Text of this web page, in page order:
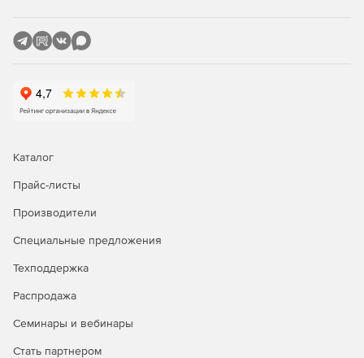
Каталог
Прайс-листы
Производители
Специальные предложения
Техподдержка
Распродажа
Семинары и вебинары
Стать партнером